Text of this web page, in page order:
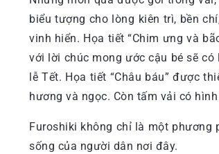
biểu tượng cho lòng kiên trì, bền
vinh hiển. Họa tiết “Chim ưng và
với lời chúc mong ước cậu bé sẽ
lễ Tết. Họa tiết “Châu báu” được
hương và ngọc. Còn tấm vải có
Furoshiki không chỉ là một
sống của người dân nơi đây.